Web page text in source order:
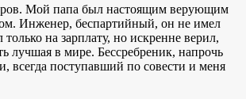
Мой папа был настоящим верующим
Инженер, беспартийный, он не имел
на зарплату, но искренне верил,
лучшая в мире. Бессребреник, напрочь
всегда поступавший по совести и меня